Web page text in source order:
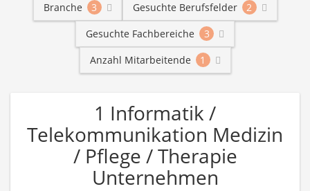
Branche 3 Gesuchte Berufsfelder
2
Gesuchte Fachbereiche
3
Anzahl Mitarbeitende
1
1 Informatik /
Telekommunikation Medizin
/ Pflege / Therapie
Unternehmen